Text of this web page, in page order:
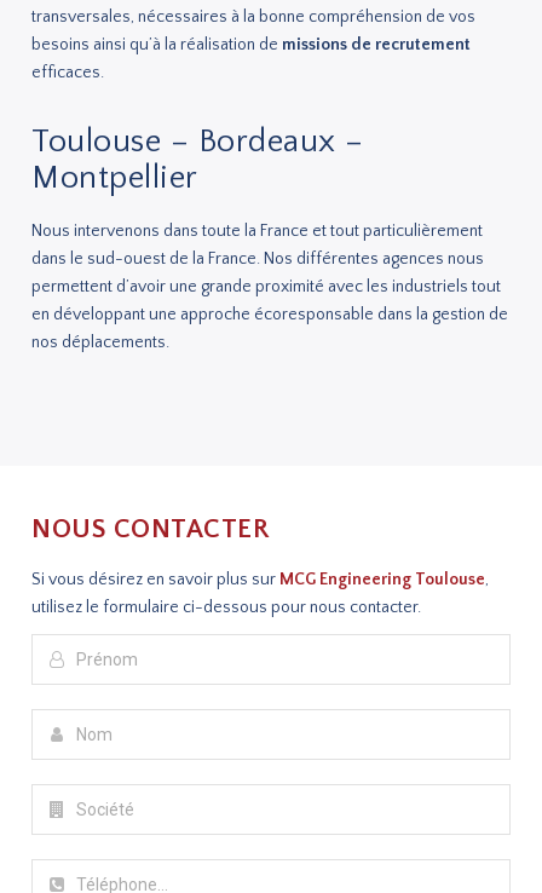
transversales, nécessaires à la bonne compréhension de vos
besoins ainsi qu’à la réalisation de missions de recrutement
efficaces.
Toulouse – Bordeaux –
Montpellier
Nous intervenons dans toute la France et tout particulièrement
dans le sud-ouest de la France. Nos différentes agences nous
permettent d’avoir une grande proximité avec les industriels tout
en développant une approche écoresponsable dans la gestion de
nos déplacements.
NOUS CONTACTER
Si vous désirez en savoir plus sur MCG Engineering Toulouse,
utilisez le formulaire ci-dessous pour nous contacter.